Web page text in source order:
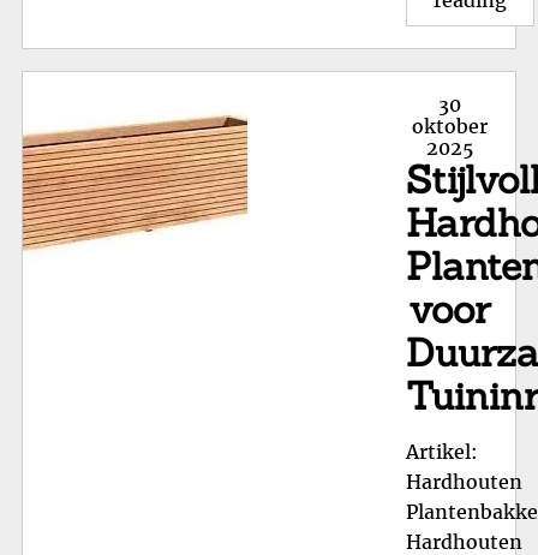
Posted
on
30
oktober
2025
voor
Artikel:
Hardhouten
Hardhouten